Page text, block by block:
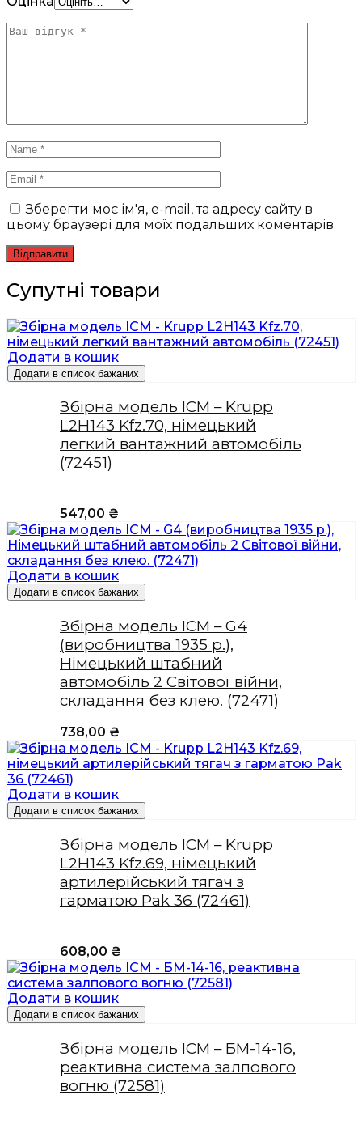
Зберегти моє ім'я, e-mail, та адресу сайту в
цьому браузері для моїх подальших коментарів.
Супутні товари
Додати в кошик
Додати в список бажаних
Збірна модель ICM – Krupp
L2H143 Kfz.70, німецький
легкий вантажний автомобіль
(72451)
547,00 ₴
Додати в кошик
Додати в список бажаних
Збірна модель ICM – G4
(виробництва 1935 р.),
Німецький штабний
автомобіль 2 Світової війни,
складання без клею. (72471)
738,00 ₴
Додати в кошик
Додати в список бажаних
Збірна модель ICM – Krupp
L2H143 Kfz.69, німецький
артилерійський тягач з
гарматою Pak 36 (72461)
608,00 ₴
Додати в кошик
Додати в список бажаних
Збірна модель ICM – БМ-14-16,
реактивна система залпового
вогню (72581)